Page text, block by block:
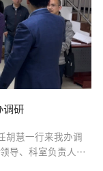
调研
胡慧一行来我办调
导、科室负责人陪